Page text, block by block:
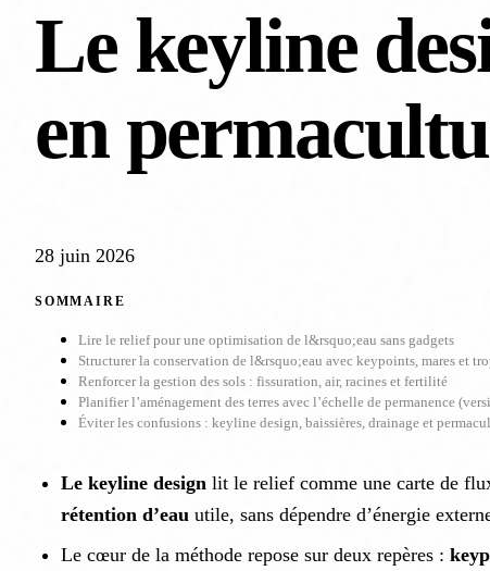
Le keyline
en
28 juin 2026
SOMMAIRE
Lire le relief pour une optimisation de l&rsquo;eau sans gadgets
Structurer la conservation de l&rsquo;eau avec keypoints, mares et
Renforcer la gestion des sols : fissuration, air, racines et fertilité
Planifier l’aménagement des terres avec l’échelle de permanence
Éviter les confusions : keyline design, baissières, drainage et
Le keyline design lit le relief comme une carte de
rétention d’eau utile, sans dépendre d’énergie
Le cœur de la méthode repose sur deux repères :